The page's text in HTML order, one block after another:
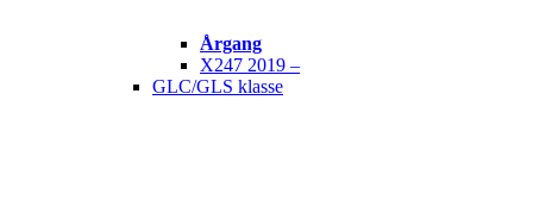
Årgang
X247 2019 –
GLC/GLS klasse